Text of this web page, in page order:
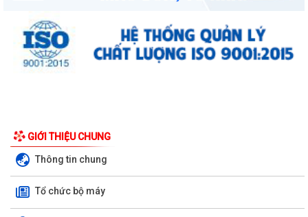
GIỚI THIỆU CHUNG
Thông tin chung
Tổ chức bộ máy